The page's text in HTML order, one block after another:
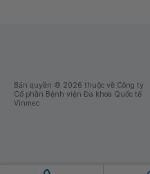
Bản quyền © 2026 thuộc về Công ty
Cổ phần Bệnh viện Đa khoa Quốc tế
Vinmec